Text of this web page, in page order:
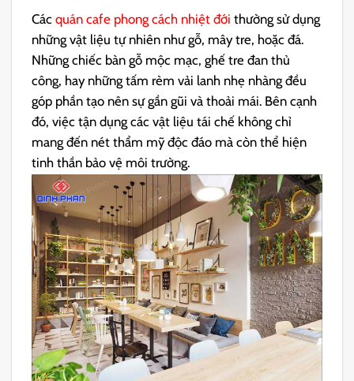
Cácquán cafe phong cách nhiệt đới thường sử dụng
những vật liệu tự nhiên như gỗ, mây tre, hoặc đá.
Những chiếc bàn gỗ mộc mạc, ghế tre đan thủ
công, hay những tấm rèm vải lanh nhẹ nhàng đều
góp phần tạo nên sự gần gũi và thoải mái. Bên cạnh
đó, việc tận dụng các vật liệu tái chế không chỉ
mang đến nét thẩm mỹ độc đáo mà còn thể hiện
tinh thần bảo vệ môi trường.